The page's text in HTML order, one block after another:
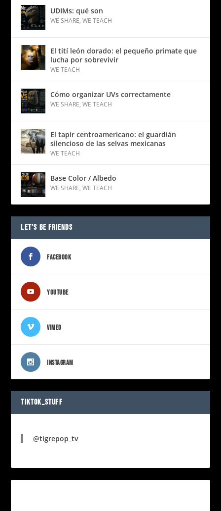
UDIMs: qué son
WE SHARE,WE TEACH
El tití león dorado: el pequeño primate que
lucha por sobrevivir
WE TEACH
Cómo organizar UVs correctamente
WE SHARE,WE TEACH
El tapir centroamericano: el guardián
silencioso de las selvas mexicanas
WE TEACH
Base Color / Albedo
WE SHARE,WE TEACH
LET’S BE FRIENDS
FACEBOOK
YOUTUBE
VIMEO
INSTAGRAM
TIKTOK_STUFF
@tigrepop_tv